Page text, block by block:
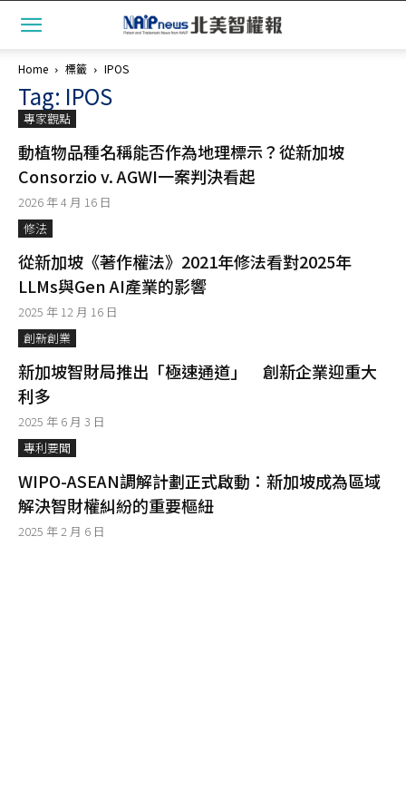
Home 標籤 IPOS
Tag: IPOS
專家觀點
動植物品種名稱能否作為地理標示？從新加坡
Consorzio v. AGWI一案判決看起
2026 年 4 月 16 日
修法
從新加坡《著作權法》2021年修法看對2025年
LLMs與Gen AI產業的影響
2025 年 12 月 16 日
創新創業
新加坡智財局推出「極速通道」 創新企業迎重大
利多
2025 年 6 月 3 日
專利要聞
WIPO-ASEAN調解計劃正式啟動：新加坡成為區域
解決智財權糾紛的重要樞紐
2025 年 2 月 6 日